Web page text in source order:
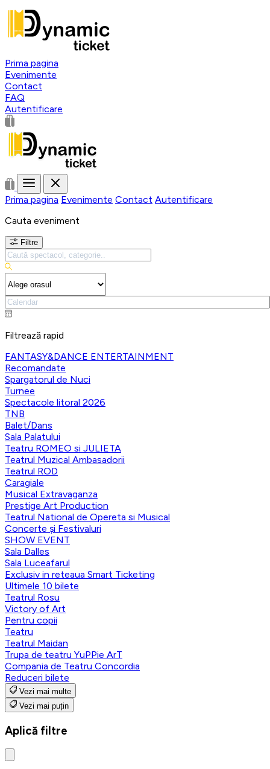
Prima pagina
Evenimente
Contact
FAQ
Autentificare
Prima pagina Evenimente Contact Autentificare
Cauta eveniment
Filtre
Filtrează rapid
FANTASY&DANCE ENTERTAINMENT
Recomandate
Spargatorul de Nuci
Turnee
Spectacole litoral 2026
TNB
Balet/Dans
Sala Palatului
Teatru ROMEO si JULIETA
Teatrul Muzical Ambasadorii
Teatrul ROD
Caragiale
Musical Extravaganza
Prestige Art Production
Teatrul National de Opereta si Musical
Concerte și Festivaluri
SHOW EVENT
Sala Dalles
Sala Luceafarul
Exclusiv in reteaua Smart Ticketing
Ultimele 10 bilete
Teatrul Rosu
Victory of Art
Pentru copii
Teatru
Teatrul Maidan
Trupa de teatru YuPPie ArT
Compania de Teatru Concordia
Reduceri bilete
Vezi mai multe
Vezi mai puțin
Aplică filtre